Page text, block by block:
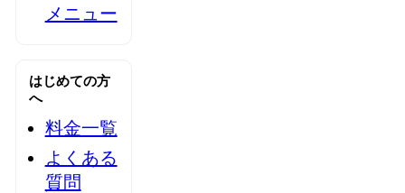
メニュー
はじめての方
へ
料金一覧
よくある
質問